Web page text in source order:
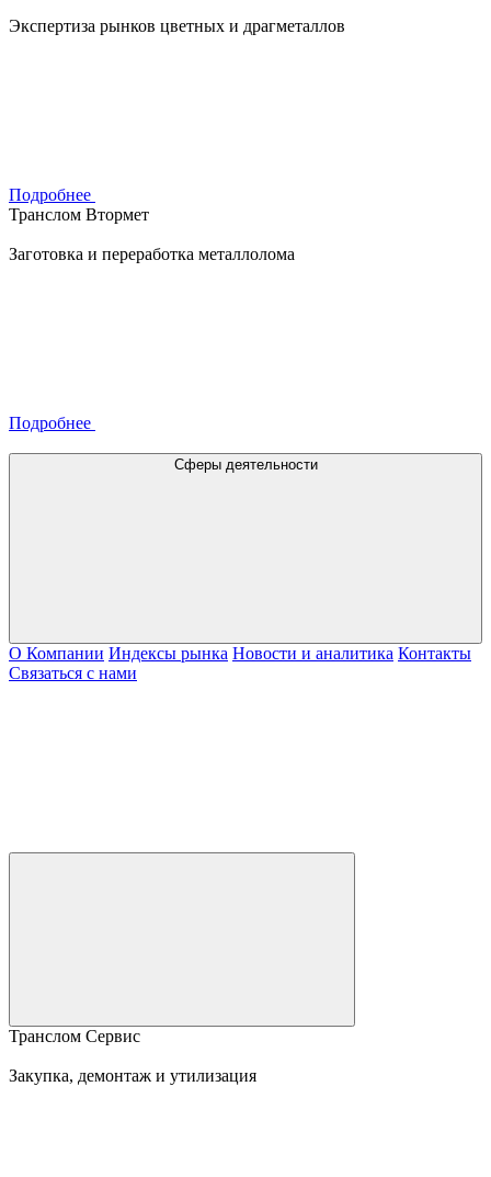
Экспертиза рынков цветных и драгметаллов
Подробнее
Транслом Втормет
Заготовка и переработка металлолома
Подробнее
Сферы деятельности
О Компании Индексы рынка Новости и аналитика Контакты
Связаться с нами
Транслом Сервис
Закупка, демонтаж и утилизация